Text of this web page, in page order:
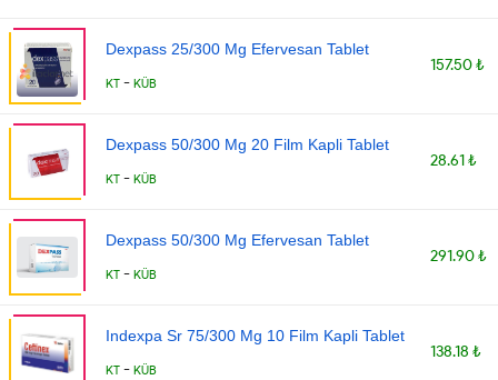
Dexpass 25/300 Mg Efervesan Tablet
KT - KÜB
157.50 ₺
Dexpass 50/300 Mg 20 Film Kapli Tablet
KT - KÜB
28.61 ₺
Dexpass 50/300 Mg Efervesan Tablet
KT - KÜB
291.90 ₺
Indexpa Sr 75/300 Mg 10 Film Kapli Tablet
KT - KÜB
138.18 ₺